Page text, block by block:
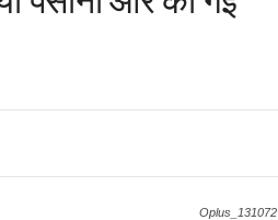
Oplus_131072